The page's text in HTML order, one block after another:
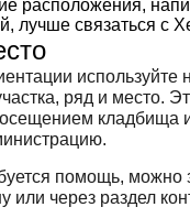
расположения,
лучше связаться с
используйте
ряд и место.
кладбища
помощь, можно
или через раздел